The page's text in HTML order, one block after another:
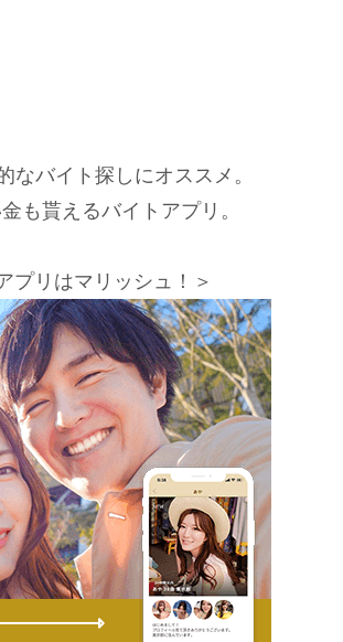
なバイト探しにオススメ。
も貰えるバイトアプリ。
プリはマリッシュ！＞